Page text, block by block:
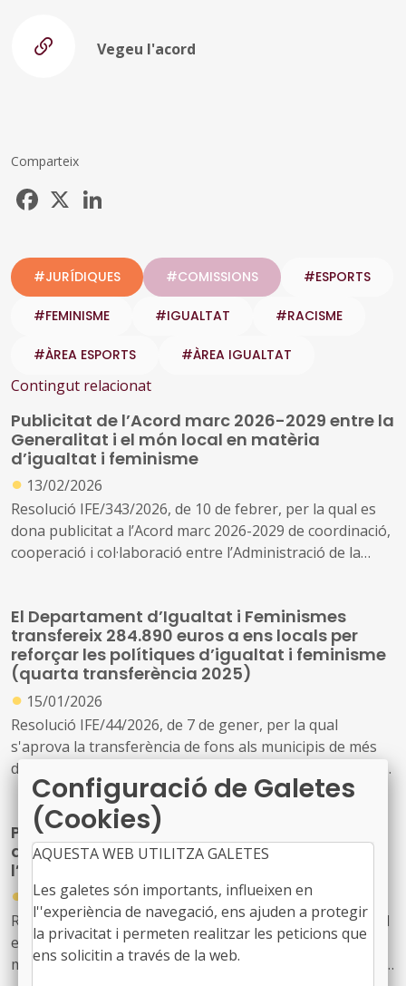
Vegeu l'acord
Comparteix
Facebook
#JURÍDIQUES #COMISSIONS #ESPORTS
#FEMINISME #IGUALTAT #RACISME
#ÀREA ESPORTS #ÀREA IGUALTAT
Contingut relacionat
Publicitat de l’Acord marc 2026-2029 entre la
Generalitat i el món local en matèria
d’igualtat i feminisme
● 13/02/2026
Resolució IFE/343/2026, de 10 de febrer, per la qual es
dona publicitat a l’Acord marc 2026-2029 de coordinació,
cooperació i col·laboració entre l’Administració de la
i Comarques i la Federació de Municipis de Catalunya per
executar polítiques de promoció de la igualtat i el
feminisme.
El Departament d’Igualtat i Feminismes
transfereix 284.890 euros a ens locals per
reforçar les polítiques d’igualtat i feminisme
(quarta transferència 2025)
● 15/01/2026
Resolució IFE/44/2026, de 7 de gener, per la qual
s'aprova la transferència de fons als municipis de més
de 20.000 habitants, als consells comarcals i a altres ens
locals supramunicipals, destinada a finançar la seva
suficiència financera en relació amb l'impuls de les
polítiques de promoció de la igualtat i el feminisme, per
a l'any 2025 (quarta transferència)
Pròrroga del conveni marc per a la promoció
de les polítiques d’ús del temps i
l’organització de la Time Use Week
●
07/01/2026
Resolució IFE/4854/2025, de 30 de desembre, per la qual
es dona publicitat a l’addenda de pròrroga del Conveni
marc de col·laboració entre la Generalitat de Catalunya,
Configuració de Galetes
(Cookies)
AQUESTA WEB UTILITZA GALETES
Les galetes són importants, influeixen en
l''experiència de navegació, ens ajuden a protegir
la privacitat i permeten realitzar les peticions que
ens solicitin a través de la web.